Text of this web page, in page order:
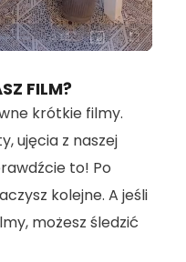
:
FILM?
krótkie filmy.
ujęcia z naszej
to! Po
kolejne. A jeśli
możesz śledzić